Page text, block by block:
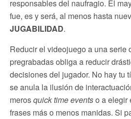
responsables del naufragio. El
fue, es y será, al menos hasta
JUGABILIDAD.
Reducir el videojuego a una serie
pregrabadas obliga a reducir
decisiones del jugador. No hay tu
se anula la ilusión de
merosquick time eventso a elegir
frases más o menos manidas. Si